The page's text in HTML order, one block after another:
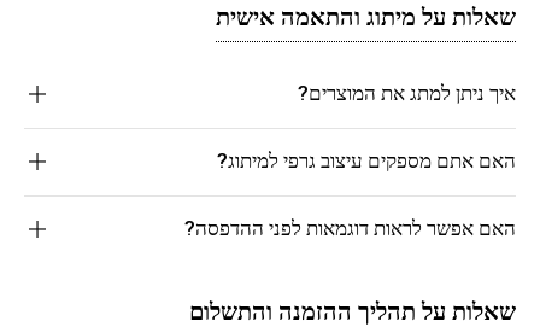
שאלות על מיתוג והתאמה אישית
איך ניתן למתג את המוצרים?
האם אתם מספקים עיצוב גרפי למיתוג?
האם אפשר לראות דוגמאות לפני ההדפסה?
שאלות על תהליך ההזמנה והתשלום